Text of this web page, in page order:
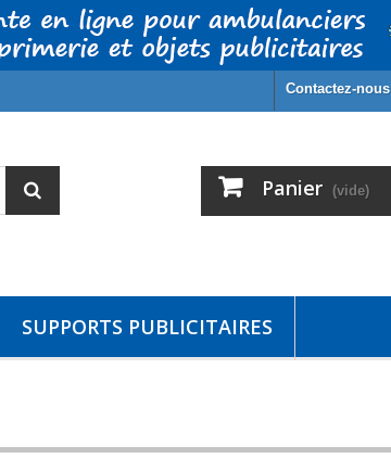
Contactez-nous
Panier (vide)
SUPPORTS PUBLICITAIRES